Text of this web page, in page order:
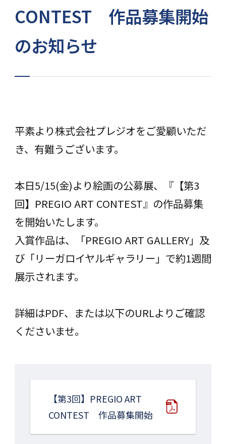
CONTEST 作品募集開始
のお知らせ
平素より株式会社プレジオをご愛顧いただ
き、有難うございます。
本日5/15(金)より絵画の公募展、『【第3
回】PREGIO ART CONTEST』の作品募集
を開始いたします。
入賞作品は、「PREGIO ART GALLERY」及
び「リーガロイヤルギャラリー」で約1週間
展示されます。
詳細はPDF、または以下のURLよりご確認
くださいませ。
【第3回】PREGIO ART
CONTEST 作品募集開始